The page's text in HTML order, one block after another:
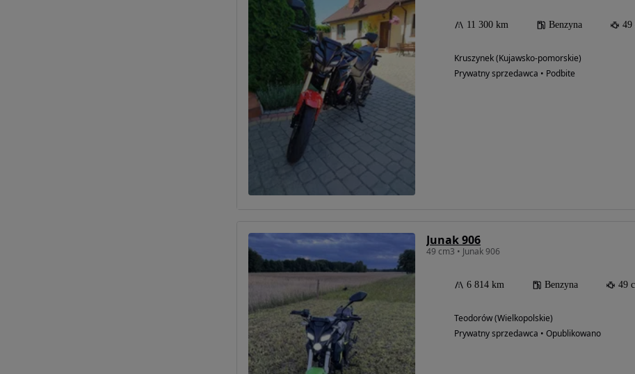
11 300 km Benzyna 49
Kruszynek (Kujawsko-pomorskie)
Prywatny sprzedawca • Podbite
Junak 906
49 cm3 • Junak 906
6 814 km Benzyna 49
Teodorów (Wielkopolskie)
Prywatny sprzedawca • Opublikowano